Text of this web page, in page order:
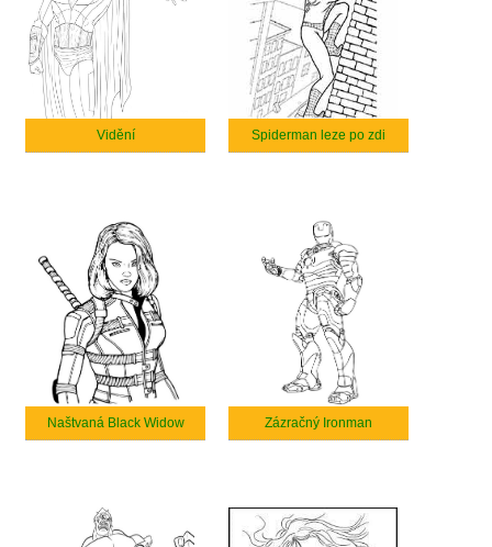
Vidění Spiderman leze po zdi
Naštvaná Black Widow Zázračný Ironman